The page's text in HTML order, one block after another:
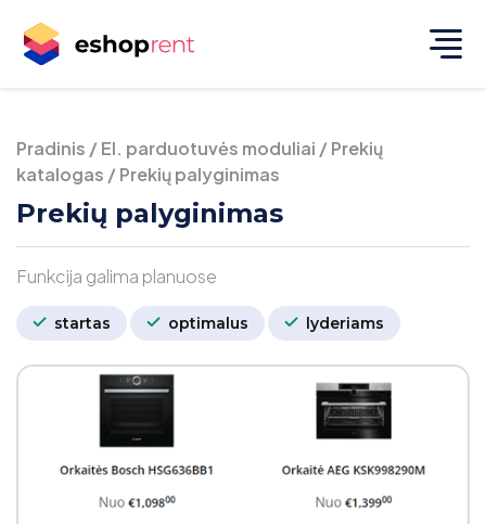
Pradinis /El. parduotuvės moduliai /Prekių
katalogas /Prekių palyginimas
Prekių palyginimas
Funkcija galima planuose
startas optimalus lyderiams